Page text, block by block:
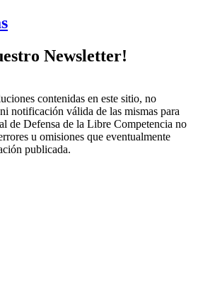
Newsletter!
contenidas en este sitio, no
notificación válida de las mismas para
de Defensa de la Libre Competencia no
u omisiones que eventualmente
publicada.